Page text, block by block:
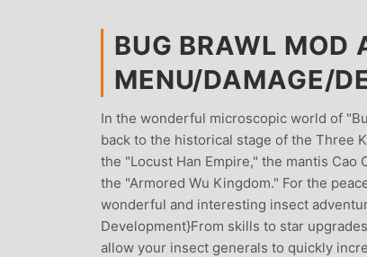
BUG BRAWL MOD
MENU/DAMAGE/
In the wonderful microscopic world of
back to the historical stage of the Three
the "Locust Han Empire," the mantis Cao
the "Armored Wu Kingdom." For the
wonderful and interesting insect
Development}From skills to star
allow your insect generals to quickly